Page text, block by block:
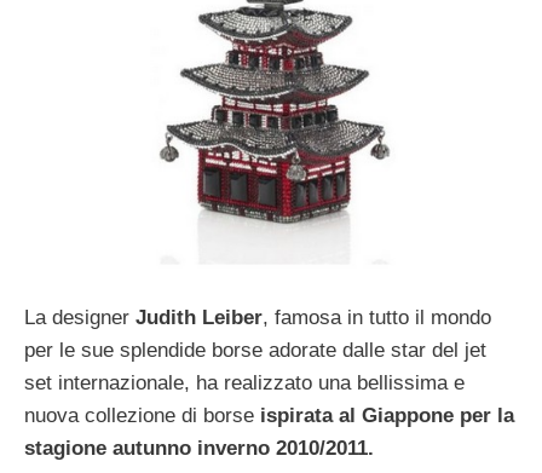
La designer Judith Leiber, famosa in tutto il mondo
per le sue splendide borse adorate dalle star del jet
set internazionale, ha realizzato una bellissima e
nuova collezione di borse ispirata al Giappone per la
stagione autunno inverno 2010/2011.